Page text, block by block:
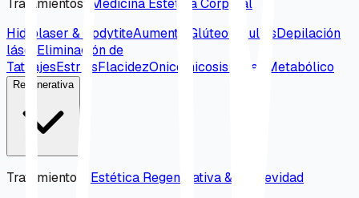
Tratamientos: Medicina Estética Corporal
Hidrolaser & BodytiteAumento GlúteoCelulitisDepilación
láser Eliminación de
TatuajesEstríasFlacidezOnicomicosis Reset Metabólico
Regenerativa
Tratamientos
Estética Regenerativa & Longevidad